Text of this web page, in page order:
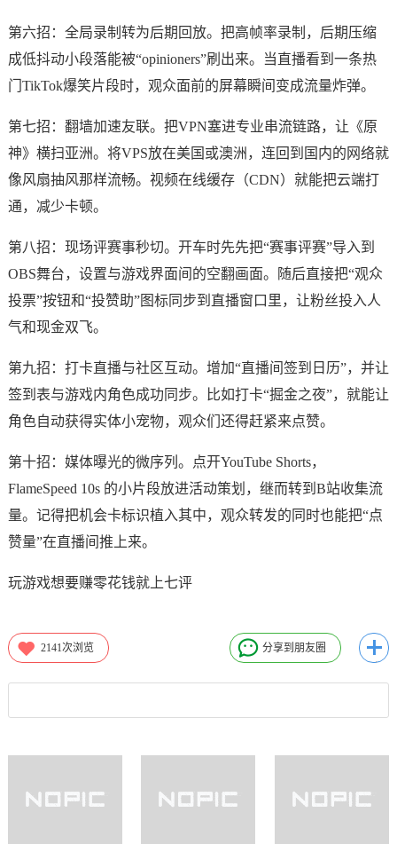
第六招：全局录制转为后期回放。把高帧率录制，后期压缩
成低抖动小段落能被“opinioners”刷出来。当直播看到一条热
门TikTok爆笑片段时，观众面前的屏幕瞬间变成流量炸弹。
第七招：翻墙加速友联。把VPN塞进专业串流链路，让《原
神》横扫亚洲。将VPS放在美国或澳洲，连回到国内的网络就
像风扇抽风那样流畅。视频在线缓存（CDN）就能把云端打
通，减少卡顿。
第八招：现场评赛事秒切。开车时先先把“赛事评赛”导入到
OBS舞台，设置与游戏界面间的空翻画面。随后直接把“观众
投票”按钮和“投赞助”图标同步到直播窗口里，让粉丝投入人
气和现金双飞。
第九招：打卡直播与社区互动。增加“直播间签到日历”，并让
签到表与游戏内角色成功同步。比如打卡“掘金之夜”，就能让
角色自动获得实体小宠物，观众们还得赶紧来点赞。
第十招：媒体曝光的微序列。点开YouTube Shorts，
FlameSpeed 10s 的小片段放进活动策划，继而转到B站收集流
量。记得把机会卡标识植入其中，观众转发的同时也能把“点
赞量”在直播间推上来。
玩游戏想要赚零花钱就上七评
2141次浏览 分享到朋友圈